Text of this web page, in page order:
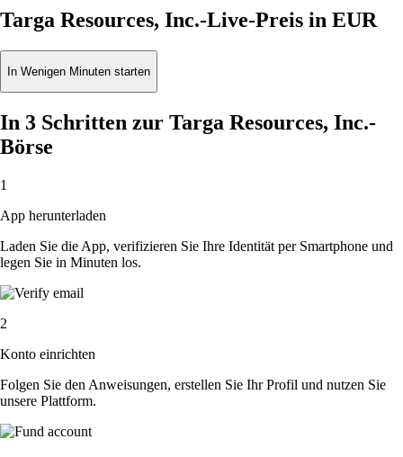
Targa Resources, Inc.-Live-Preis in EUR
In Wenigen Minuten starten
In 3 Schritten zur Targa Resources, Inc.-
Börse
1
App herunterladen
Laden Sie die App, verifizieren Sie Ihre Identität per Smartphone und
legen Sie in Minuten los.
2
Konto einrichten
Folgen Sie den Anweisungen, erstellen Sie Ihr Profil und nutzen Sie
unsere Plattform.